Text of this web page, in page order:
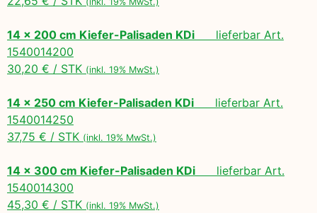
14 x 200 cm Kiefer-Palisaden KDi lieferbar Art.
1540014200
30,20 € / STK (inkl. 19% MwSt.)
14 x 250 cm Kiefer-Palisaden KDi lieferbar Art.
1540014250
37,75 € / STK (inkl. 19% MwSt.)
14 x 300 cm Kiefer-Palisaden KDi lieferbar Art.
1540014300
45,30 € / STK (inkl. 19% MwSt.)